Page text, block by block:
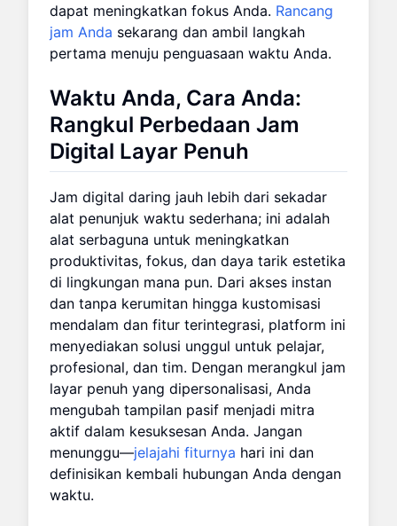
dapat meningkatkan fokus Anda. Rancang
jam Anda sekarang dan ambil langkah
pertama menuju penguasaan waktu Anda.
Waktu Anda, Cara Anda:
Rangkul Perbedaan Jam
Digital Layar Penuh
Jam digital daring jauh lebih dari sekadar
alat penunjuk waktu sederhana; ini adalah
alat serbaguna untuk meningkatkan
produktivitas, fokus, dan daya tarik estetika
di lingkungan mana pun. Dari akses instan
dan tanpa kerumitan hingga kustomisasi
mendalam dan fitur terintegrasi, platform ini
menyediakan solusi unggul untuk pelajar,
profesional, dan tim. Dengan merangkul jam
layar penuh yang dipersonalisasi, Anda
mengubah tampilan pasif menjadi mitra
aktif dalam kesuksesan Anda. Jangan
menunggu—jelajahi fiturnya hari ini dan
definisikan kembali hubungan Anda dengan
waktu.